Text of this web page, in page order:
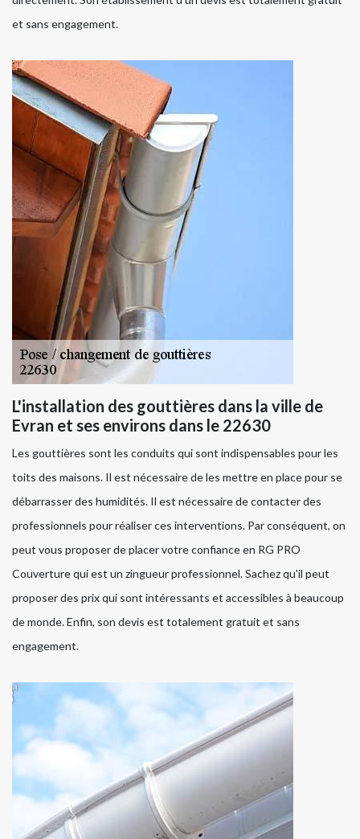
et sans engagement.
L'installation des gouttières dans la ville de
Evran et ses environs dans le 22630
Les gouttières sont les conduits qui sont indispensables pour les
toits des maisons. Il est nécessaire de les mettre en place pour se
débarrasser des humidités. Il est nécessaire de contacter des
professionnels pour réaliser ces interventions. Par conséquent, on
peut vous proposer de placer votre confiance en RG PRO
Couverture qui est un zingueur professionnel. Sachez qu'il peut
proposer des prix qui sont intéressants et accessibles à beaucoup
de monde. Enfin, son devis est totalement gratuit et sans
engagement.